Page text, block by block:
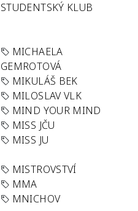
STUDENTSKÝ KLUB
MICHAELA
GEMROTOVÁ
MIKULÁŠ BEK
MILOSLAV VLK
MIND YOUR MIND
MISS JČU
MISS JU
MISTROVSTVÍ
MMA
MNICHOV